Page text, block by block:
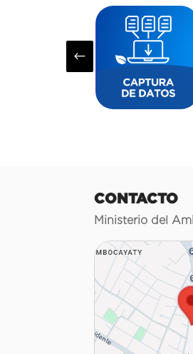
#
CONTACTO
Ministerio del